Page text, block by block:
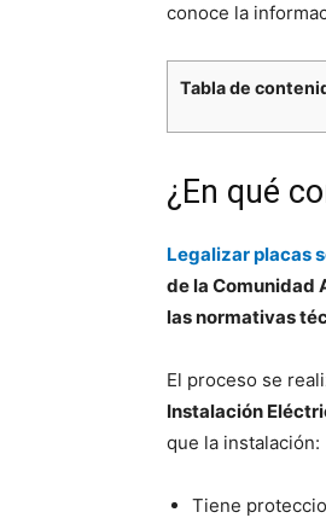
conoce la
Tabla de
¿En qué
Legalizar placas
de la Comunidad
las normativas
El proceso se
Instalación
que la instalación:
Tiene